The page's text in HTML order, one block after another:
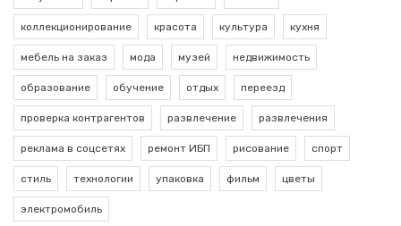
коллекционирование красота культура кухня
мебель на заказ мода музей недвижимость
образование обучение отдых переезд
проверка контрагентов развлечение развлечения
реклама в соцсетях ремонт ИБП рисование спорт
стиль технологии упаковка фильм цветы
электромобиль